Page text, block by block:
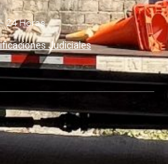
24 Horas
Judiciales